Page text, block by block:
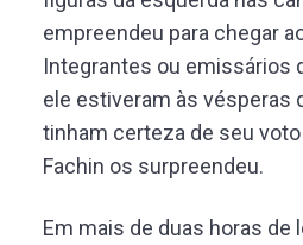
empreendeu para chegar
Integrantes ou emissários
ele estiveram às vésperas
tinham certeza de seu
Fachin os surpreendeu.
Em mais de duas horas de